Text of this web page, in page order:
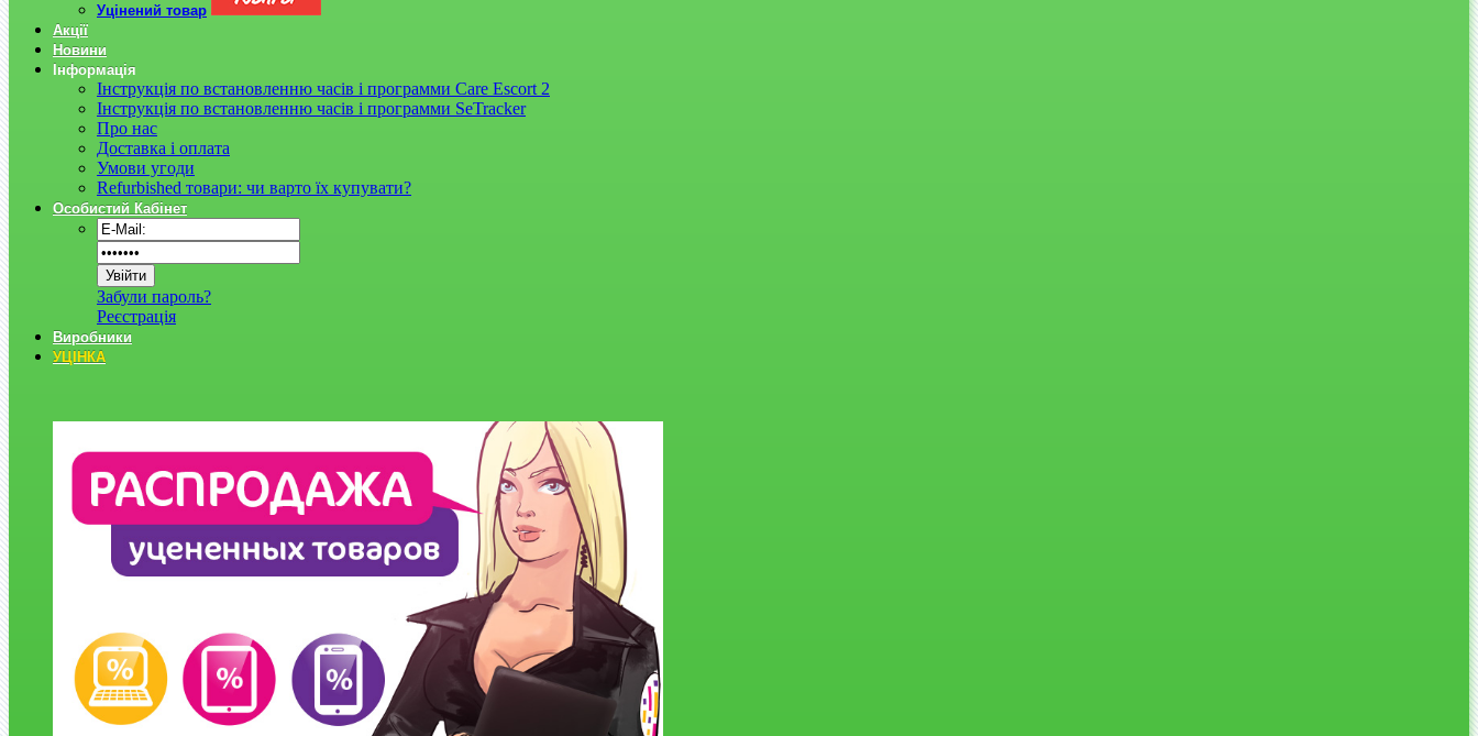
Уцінений товар
Акції
Новини
Інформація
Інструкція по встановленню часів і программи Care Escort 2
Інструкція по встановленню часів і программи SeTracker
Про нас
Доставка і оплата
Умови угоди
Refurbished товари: чи варто їх купувати?
Особистий Кабінет
Забули пароль?
Реєстрація
Виробники
УЦІНКА